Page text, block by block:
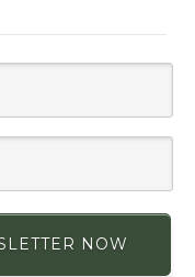
NOW